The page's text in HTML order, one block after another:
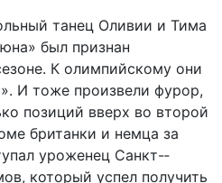
танец Оливии и Тима
был признан
К олимпийскому они
И тоже произвели фурор,
позиций вверх во второй
британки и немца за
уроженец Санкт-­
который успел получить